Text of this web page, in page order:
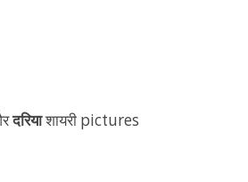
दरियाशायरी pictures